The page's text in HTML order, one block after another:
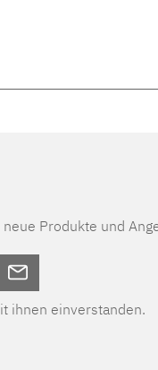
Produkte und
ihnen einverstanden.